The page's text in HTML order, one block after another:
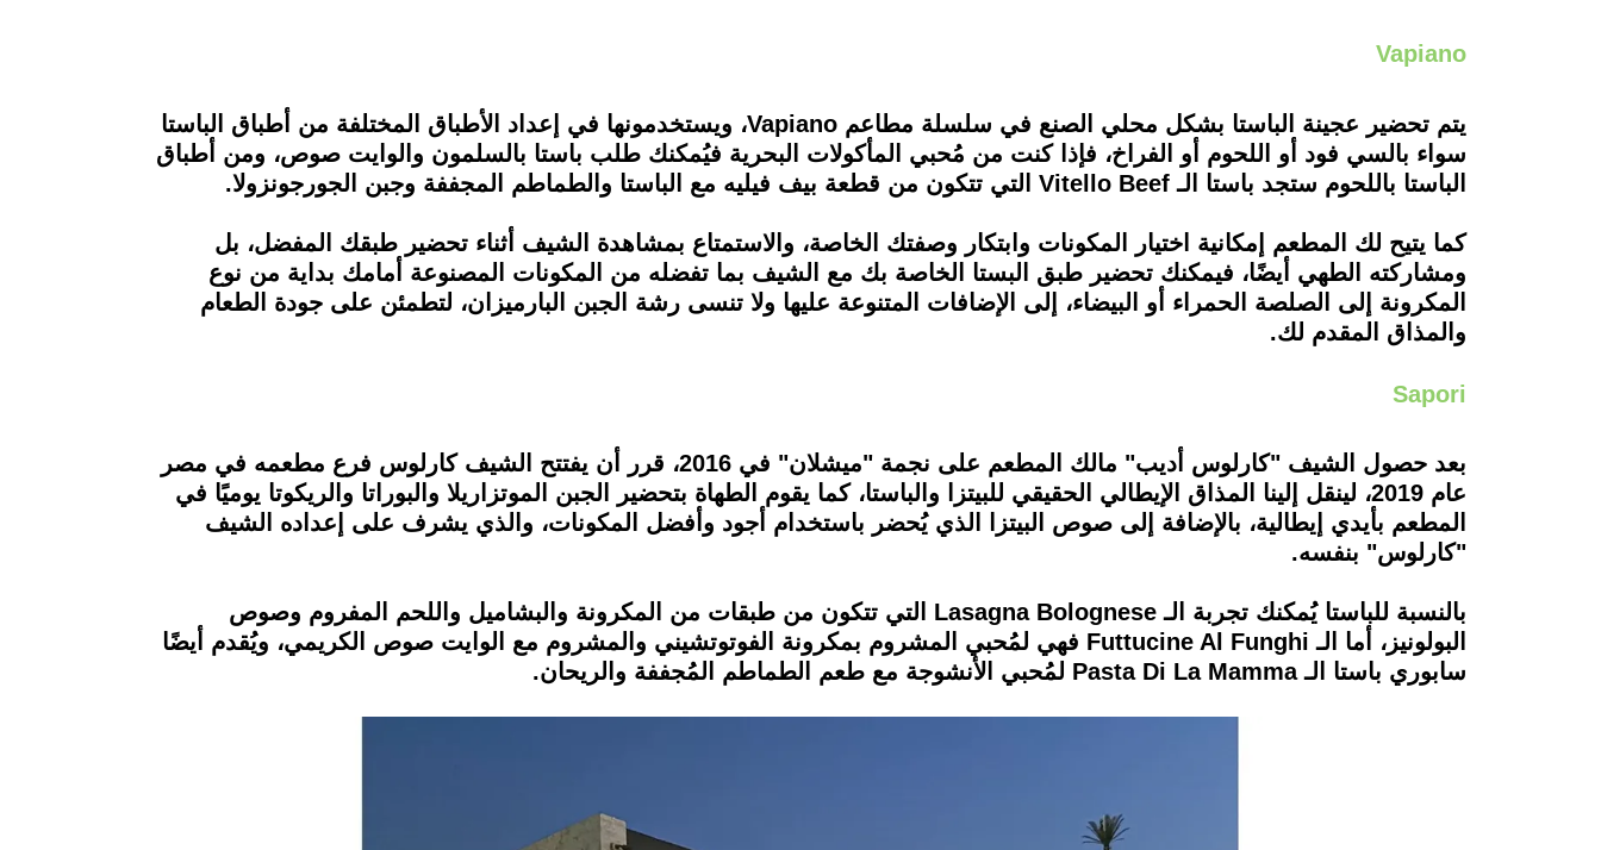
Vapiano
يتم تحضير عجينة الباستا بشكل محلي الصنع في سلسلة مطاعم Vapiano، ويستخدمونها في إعداد الأطباق المختلفة من أطباق الباستا
سواء بالسي فود أو اللحوم أو الفراخ، فإذا كنت من مُحبي المأكولات البحرية فيُمكنك طلب باستا بالسلمون والوايت صوص، ومن أطباق
الباستا باللحوم ستجد باستا الـ Vitello Beef التي تتكون من قطعة بيف فيليه مع الباستا والطماطم المجففة وجبن الجورجونزولا.
كما يتيح لك المطعم إمكانية اختيار المكونات وابتكار وصفتك الخاصة، والاستمتاع بمشاهدة الشيف أثناء تحضير طبقك المفضل، بل
ومشاركته الطهي أيضًا، فيمكنك تحضير طبق البستا الخاصة بك مع الشيف بما تفضله من المكونات المصنوعة أمامك بداية من نوع
المكرونة إلى الصلصة الحمراء أو البيضاء، إلى الإضافات المتنوعة عليها ولا تنسى رشة الجبن البارميزان، لتطمئن على جودة الطعام
والمذاق المقدم لك.
Sapori
بعد حصول الشيف "كارلوس أديب" مالك المطعم على نجمة "ميشلان" في 2016، قرر أن يفتتح الشيف كارلوس فرع مطعمه في مصر
عام 2019، لينقل إلينا المذاق الإيطالي الحقيقي للبيتزا والباستا، كما يقوم الطهاة بتحضير الجبن الموتزاريلا والبوراتا والريكوتا يوميًا في
المطعم بأيدي إيطالية، بالإضافة إلى صوص البيتزا الذي يُحضر باستخدام أجود وأفضل المكونات، والذي يشرف على إعداده الشيف
"كارلوس" بنفسه.
بالنسبة للباستا يُمكنك تجربة الـ Lasagna Bolognese التي تتكون من طبقات من المكرونة والبشاميل واللحم المفروم وصوص
البولونيز، أما الـ Futtucine Al Funghi فهي لمُحبي المشروم بمكرونة الفوتوتشيني والمشروم مع الوايت صوص الكريمي، ويُقدم أيضًا
سابوري باستا الـ Pasta Di La Mamma لمُحبي الأنشوجة مع طعم الطماطم المُجففة والريحان.